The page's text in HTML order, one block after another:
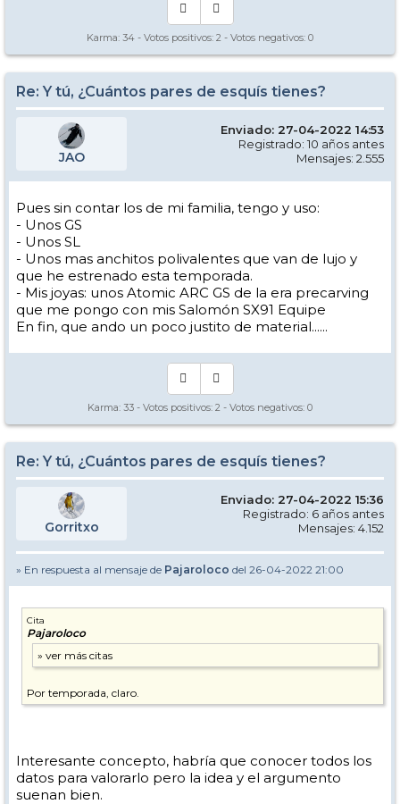
Karma: 34 - Votos positivos: 2 - Votos negativos: 0
Re: Y tú, ¿Cuántos pares de esquís tienes?
JAO
Enviado: 27-04-2022 14:53
Registrado: 10 años antes
Mensajes: 2.555
Pues sin contar los de mi familia, tengo y uso:
- Unos GS
- Unos SL
- Unos mas anchitos polivalentes que van de lujo y
que he estrenado esta temporada.
- Mis joyas: unos Atomic ARC GS de la era precarving
que me pongo con mis Salomón SX91 Equipe
En fin, que ando un poco justito de material......
Karma: 33 - Votos positivos: 2 - Votos negativos: 0
Re: Y tú, ¿Cuántos pares de esquís tienes?
Gorritxo
Enviado: 27-04-2022 15:36
Registrado: 6 años antes
Mensajes: 4.152
» En respuesta al mensaje de Pajaroloco del 26-04-2022 21:00
Cita
Pajaroloco
Por temporada, claro.
Interesante concepto, habría que conocer todos los
datos para valorarlo pero la idea y el argumento
suenan bien.